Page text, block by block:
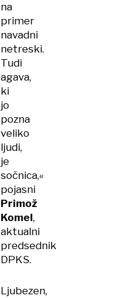
na
primer
navadni
netreski.
Tudi
agava,
ki
jo
pozna
veliko
ljudi,
je
sočnica,«
pojasni
Primož
Komel,
aktualni
predsednik
DPKS.
Ljubezen,